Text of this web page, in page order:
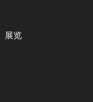
展览